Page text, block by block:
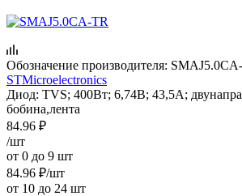
Обозначение производителя:
STMicroelectronics
Диод: TVS; 400Вт; 6,74В; 43,5А;
бобина,лента
84.96 ₽
/шт
от 0 до 9 шт
84.96 ₽/шт
от 10 до 24 шт